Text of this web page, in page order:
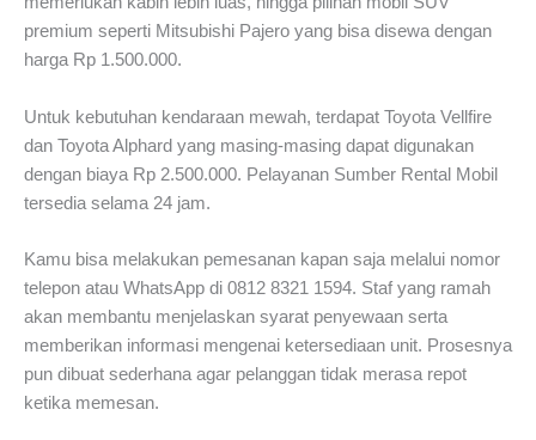
premium seperti Mitsubishi Pajero yang bisa disewa dengan
harga Rp 1.500.000.
Untuk kebutuhan kendaraan mewah, terdapat Toyota Vellfire
dan Toyota Alphard yang masing-masing dapat digunakan
dengan biaya Rp 2.500.000. Pelayanan Sumber Rental Mobil
tersedia selama 24 jam.
Kamu bisa melakukan pemesanan kapan saja melalui nomor
telepon atau WhatsApp di 0812 8321 1594. Staf yang ramah
akan membantu menjelaskan syarat penyewaan serta
memberikan informasi mengenai ketersediaan unit. Prosesnya
pun dibuat sederhana agar pelanggan tidak merasa repot
ketika memesan.